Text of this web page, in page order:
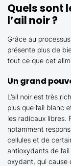
Quels sont
l’ail noir ?
Grâce au
présente plus de
tout ce que cet
Un grand
L’ail noir est très
plus que l’ail blanc
les radicaux libres.
notamment
cellules et de
antioxydants de
oxydant, qui cause